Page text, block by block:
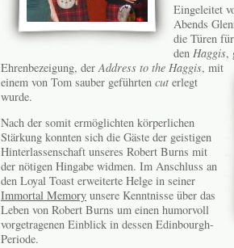
Eingeleitet
Abends
die Türen
den Haggis,
Ehrenbezeigung, derAddress to the Haggis, mit
einem von Tom sauber geführten cut erlegt
wurde.
Nach der somit ermöglichten körperlichen
Stärkung konnten sich die Gäste der geistigen
Hinterlassenschaft unseres Robert Burns mit
der nötigen Hingabe widmen. Im Anschluss an
den Loyal Toast erweiterte Helge in seiner
Immortal Memory unsere Kenntnisse über das
Leben von Robert Burns um einen humorvoll
vorgetragenen Einblick in dessen Edinbourgh-
Periode.